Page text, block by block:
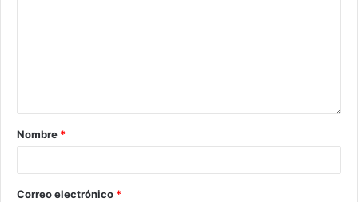
Nombre *
Correo electrónico *